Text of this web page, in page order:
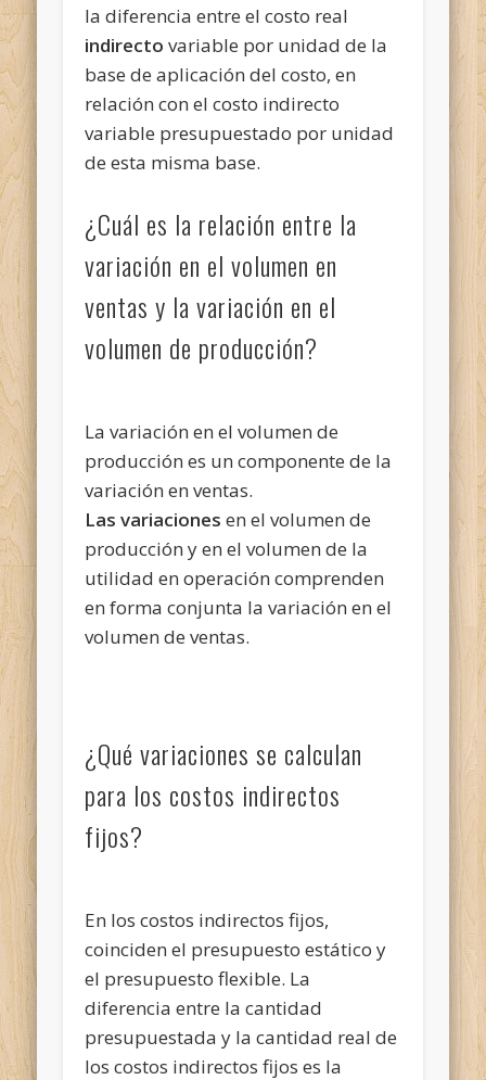
la diferencia entre el costo real
indirecto variable por unidad de la
base de aplicación del costo, en
relación con el costo indirecto
variable presupuestado por unidad
de esta misma base.
¿Cuál es la relación entre la
variación en el volumen en
ventas y la variación en el
volumen de producción?
La variación en el volumen de
producción es un componente de la
variación en ventas.
Las variaciones en el volumen de
producción y en el volumen de la
utilidad en operación comprenden
en forma conjunta la variación en el
volumen de ventas.
¿Qué variaciones se calculan
para los costos indirectos
fijos?
En los costos indirectos fijos,
coinciden el presupuesto estático y
el presupuesto flexible. La
diferencia entre la cantidad
presupuestada y la cantidad real de
los costos indirectos fijos es la